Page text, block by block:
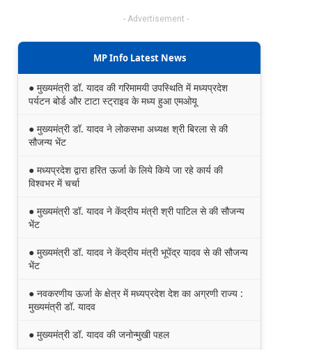
- Advertisement -
MP Info Latest News
● मुख्यमंत्री डॉ. यादव की गरिमामयी उपस्थिति में मध्यप्रदेश
पर्यटन बोर्ड और टाटा स्ट्राइव के मध्य हुआ एमओयू
● मुख्यमंत्री डॉ. यादव ने लोकसभा अध्यक्ष श्री बिरला से की
सौजन्य भेंट
● मध्यप्रदेश द्वारा हरित ऊर्जा के लिये किये जा रहे कार्य की
विश्वभर में चर्चा
● मुख्यमंत्री डॉ. यादव ने केंद्रीय मंत्री श्री पाटिल से की सौजन्य
भेंट
● मुख्यमंत्री डॉ. यादव ने केंद्रीय मंत्री भूपेंद्र यादव से की सौजन्य
भेंट
● नवकरणीय ऊर्जा के क्षेत्र में मध्यप्रदेश देश का अग्रणी राज्य :
मुख्यमंत्री डॉ. यादव
● मुख्यमंत्री डॉ. यादव की जनोन्मुखी पहल